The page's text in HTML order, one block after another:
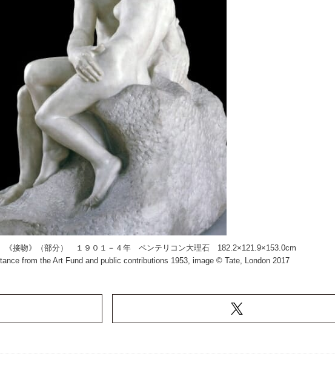
《接吻》（部分） １９０１－４年 ペンテリコン大理石 182.2×121.9×153.0cm
from the Art Fund and public contributions 1953, image © Tate, London 2017